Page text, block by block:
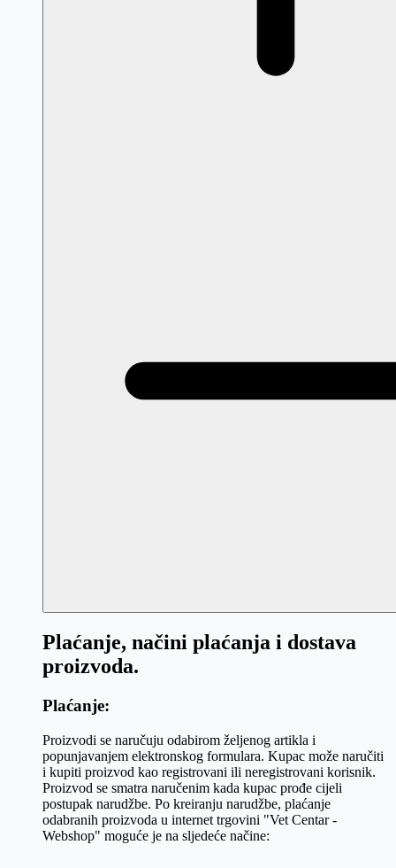
Plaćanje, načini plaćanja i dostava
proizvoda.
Plaćanje:
Proizvodi se naručuju odabirom željenog artikla i
popunjavanjem elektronskog formulara. Kupac može naručiti
i kupiti proizvod kao registrovani ili neregistrovani korisnik.
Proizvod se smatra naručenim kada kupac prođe cijeli
postupak narudžbe. Po kreiranju narudžbe, plaćanje
odabranih proizvoda u internet trgovini "Vet Centar -
Webshop" moguće je na sljedeće načine: